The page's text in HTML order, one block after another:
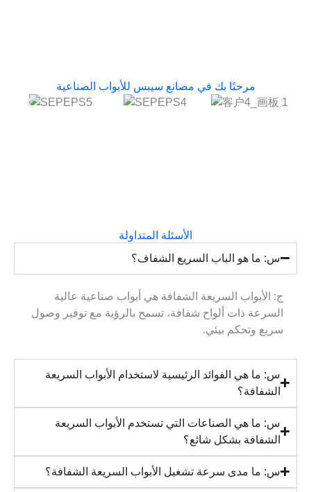
مرحبًا بك في مصانع سيبس للأبواب الصناعية
الأسئلة المتداولة
س: ما هو الباب السريع الشفاف؟
ج: الأبواب السريعة الشفافة هي أبواب صناعية عالية
السرعة ذات ألواح شفافة، تسمح بالرؤية مع توفير وصول
سريع وتحكم بيئي.
س: ما هي الفوائد الرئيسية لاستخدام الأبواب السريعة
الشفافة؟
س: ما هي الصناعات التي تستخدم الأبواب السريعة
الشفافة بشكل شائع؟
س: ما مدى سرعة تشغيل الأبواب السريعة الشفافة؟